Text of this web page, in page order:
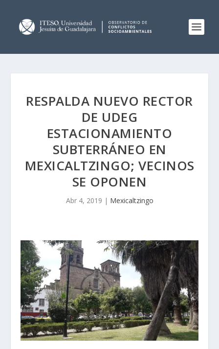
RESPALDA NUEVO RECTOR
DE UDEG
ESTACIONAMIENTO
SUBTERRÁNEO EN
MEXICALTZINGO; VECINOS
SE OPONEN
Abr 4, 2019 | Mexicaltzingo